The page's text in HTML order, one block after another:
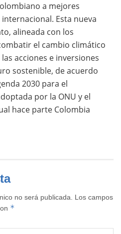
a mejores
Esta nueva
alineada con los
el cambio climático
acciones e inversiones
sostenible, de acuerdo
2030 para el
por la ONU y el
hace parte Colombia
no será publicada.
Los campos
*